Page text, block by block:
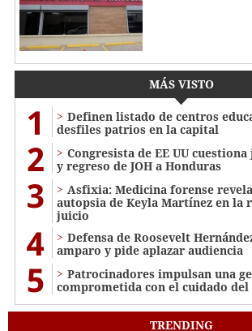
MÁS VISTO
1
Definen listado de centros
desfiles patrios en la capital
2
Congresista de EE UU
y regreso de JOH a Honduras
3
Asfixia: Medicina forense
autopsia de Keyla Martínez en la
juicio
4
Defensa de Roosevelt
amparo y pide aplazar audiencia
5
Patrocinadores impulsan una
comprometida con el cuidado
TRENDING